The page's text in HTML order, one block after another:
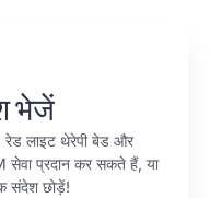
भेजें
रेड लाइट थेरेपी बेड और
प्रदान कर सकते हैं, या
संदेश छोड़ें!